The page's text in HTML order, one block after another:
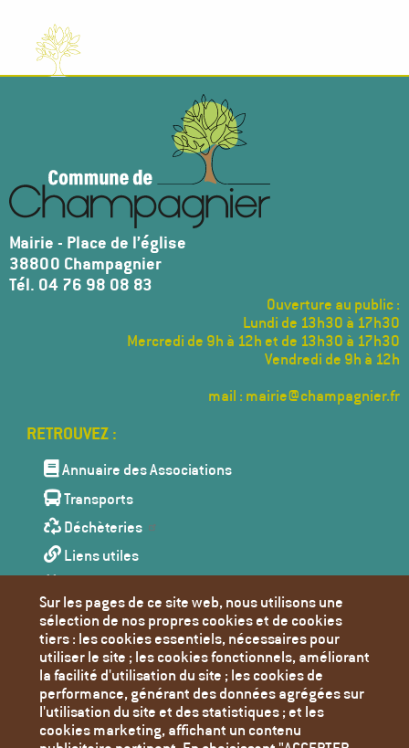
Mairie - Place de l’église
38800 Champagnier
Tél. 04 76 98 08 83
Ouverture au public :
Lundi de 13h30 à 17h30
Mercredi de 9h à 12h et de 13h30 à 17h30
Vendredi de 9h à 12h
mail : mairie@champagnier.fr
Menu
Annuaire des Associations
Transports
Déchèteries
Liens utiles
Toutes les actualités
Contact
Mentions Légales
Politique de confidentialité
Paramètres des cookies
Sur les pages de ce site web, nous utilisons une
sélection de nos propres cookies et de cookies
tiers : les cookies essentiels, nécessaires pour
utiliser le site ; les cookies fonctionnels, améliorant
la facilité d'utilisation du site ; les cookies de
performance, générant des données agrégées sur
l'utilisation du site et des statistiques ; et les
cookies marketing, affichant un contenu